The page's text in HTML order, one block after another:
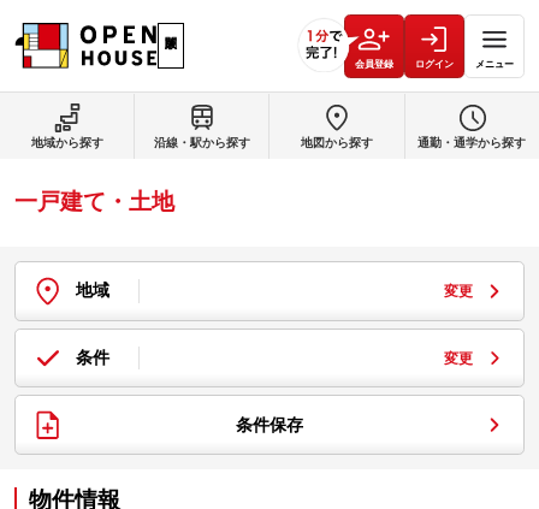
会員登録 ログイン メニュー
一戸建て・土地
地域 変更
条件 変更
条件保存
物件情報
地域から探す 沿線・駅から探す 地図から探す 通勤・通学から探す